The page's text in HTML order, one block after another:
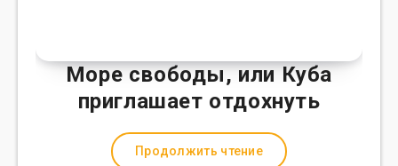
Море свободы, или Куба
приглашает отдохнуть
Продолжить чтение